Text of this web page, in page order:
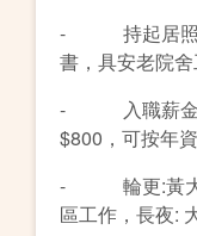
- 持起居照顧
書，具安老院
- 入職薪金
$800，可按年
- 輪更:黃大仙
區工作，長夜: